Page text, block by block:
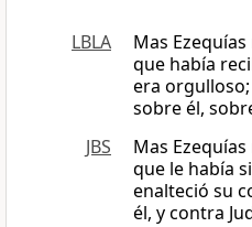
LBLA
Mas
que había
era
sobre él,
JBS
Mas
que le había
enalteció su
él, y contra